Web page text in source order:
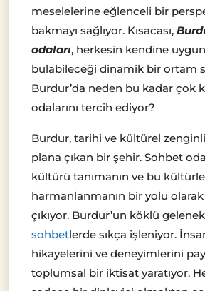
meselelerine eğlenceli bir
bakmayı sağlıyor. Kısacası,
odaları, herkesin kendine
bulabileceği dinamik bir ortam
Burdur’da neden bu kadar çok
odalarını tercih ediyor?
Burdur, tarihi ve kültürel
plana çıkan bir şehir. Sohbet
kültürü tanımanın ve bu kültürle
harmanlanmanın bir yolu olarak
çıkıyor. Burdur’un köklü
sohbetlerde sıkça işleniyor.
hikayelerini ve deneyimlerini
toplumsal bir iktisat yaratıyor.